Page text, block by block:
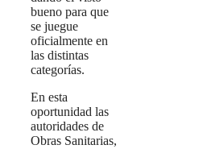
bueno para que
se juegue
oficialmente en
las distintas
categorías.
En esta
oportunidad las
autoridades de
Obras Sanitarias,